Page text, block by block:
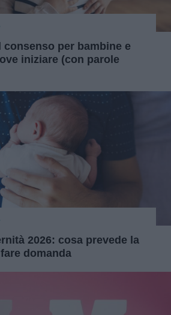
consenso per bambine e
iniziare (con parole
2026: cosa prevede la
domanda